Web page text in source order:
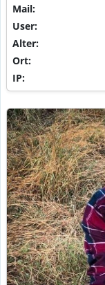
Mail:
User:
Alter:
Ort:
IP: